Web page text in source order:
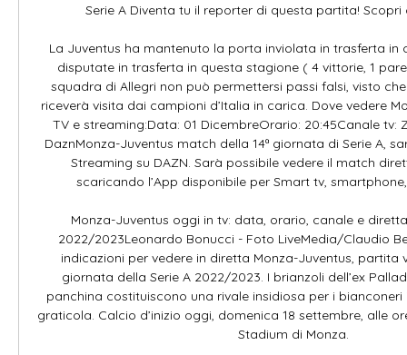
Serie A Diventa tu il reporter di questa partita! Scopri
La Juventus ha mantenuto la porta inviolata in trasferta in
disputate in trasferta in questa stagione ( 4 vittorie, 1
squadra di Allegri non può permettersi passi falsi, visto
riceverà visita dai campioni d’Italia in carica. Dove vedere
TV e streaming:Data: 01 DicembreOrario: 20:45Canale tv:
DaznMonza-Juventus match della 14ª giornata di Serie A,
Streaming su DAZN. Sarà possibile vedere il match
scaricando l’App disponibile per Smart tv,
Monza-Juventus oggi in tv: data, orario, canale e
2022/2023Leonardo Bonucci - Foto LiveMedia/Claudio
indicazioni per vedere in diretta Monza-Juventus, partita
giornata della Serie A 2022/2023. I brianzoli dell’ex
panchina costituiscono una rivale insidiosa per i bianconeri
graticola. Calcio d’inizio oggi, domenica 18 settembre, alle
Stadium di Monza.